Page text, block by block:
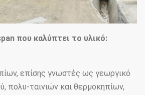
που καλύπτει το υλικό:
επίσης γνωστές ως γεωργικό
πολυ-ταινιών και θερμοκηπίων,